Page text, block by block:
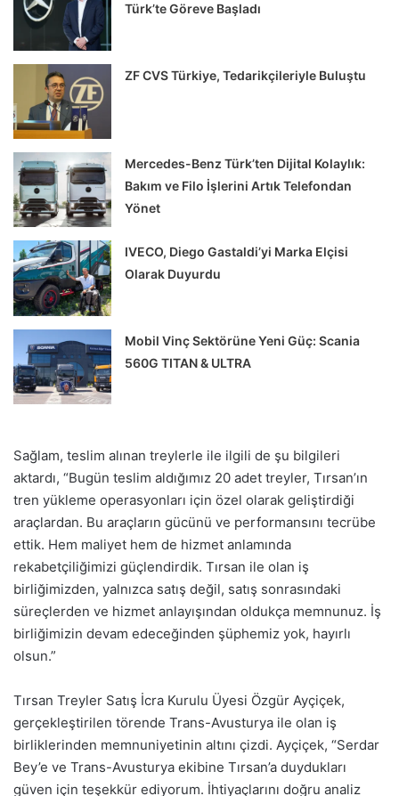
Türk’te Göreve Başladı
ZF CVS Türkiye, Tedarikçileriyle Buluştu
Mercedes-Benz Türk’ten Dijital Kolaylık:
Bakım ve Filo İşlerini Artık Telefondan
Yönet
IVECO, Diego Gastaldi’yi Marka Elçisi
Olarak Duyurdu
Mobil Vinç Sektörüne Yeni Güç: Scania
560G TITAN & ULTRA
Sağlam, teslim alınan treylerle ile ilgili de şu bilgileri
aktardı, “Bugün teslim aldığımız 20 adet treyler, Tırsan’ın
tren yükleme operasyonları için özel olarak geliştirdiği
araçlardan. Bu araçların gücünü ve performansını tecrübe
ettik. Hem maliyet hem de hizmet anlamında
rekabetçiliğimizi güçlendirdik. Tırsan ile olan iş
birliğimizden, yalnızca satış değil, satış sonrasındaki
süreçlerden ve hizmet anlayışından oldukça memnunuz. İş
birliğimizin devam edeceğinden şüphemiz yok, hayırlı
olsun.”
Tırsan Treyler Satış İcra Kurulu Üyesi Özgür Ayçiçek,
gerçekleştirilen törende Trans-Avusturya ile olan iş
birliklerinden memnuniyetinin altını çizdi. Ayçiçek, “Serdar
Bey’e ve Trans-Avusturya ekibine Tırsan’a duydukları
güven için teşekkür ediyorum. İhtiyaçlarını doğru analiz